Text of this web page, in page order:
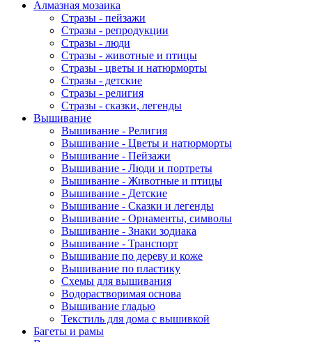
Алмазная мозаика
Стразы - пейзажи
Стразы - репродукции
Стразы - люди
Стразы - животные и птицы
Стразы - цветы и натюрморты
Стразы - детские
Стразы - религия
Стразы - сказки, легенды
Вышивание
Вышивание - Религия
Вышивание - Цветы и натюрморты
Вышивание - Пейзажи
Вышивание - Люди и портреты
Вышивание - Животные и птицы
Вышивание - Детские
Вышивание - Сказки и легенды
Вышивание - Орнаменты, символы
Вышивание - Знаки зодиака
Вышивание - Транспорт
Вышивание по дереву и коже
Вышивание по пластику
Схемы для вышивания
Водорастворимая основа
Вышивание гладью
Текстиль для дома с вышивкой
Багеты и рамы